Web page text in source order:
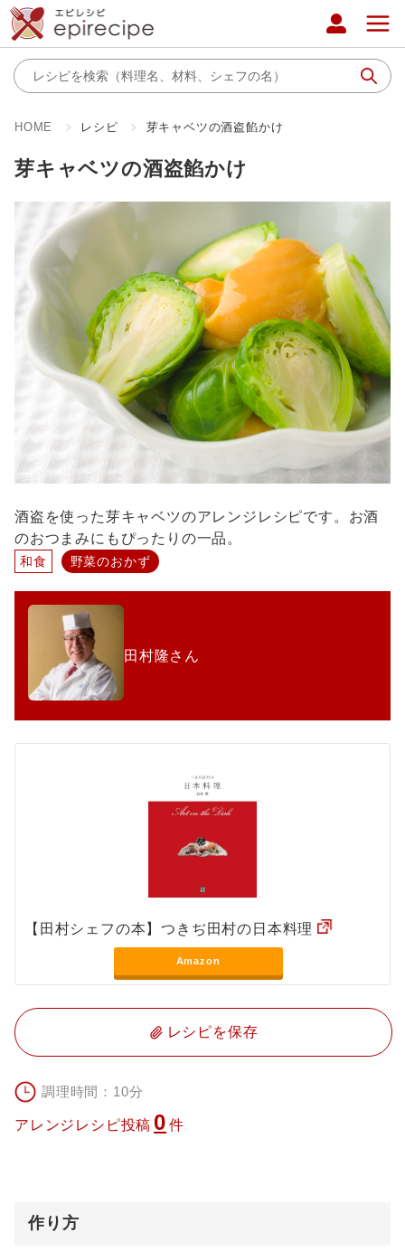
HOME レシピ 芽キャベツの酒盗餡かけ
芽キャベツの酒盗餡かけ
酒盗を使った芽キャベツのアレンジレシピです。お酒
のおつまみにもぴったりの一品。
和食 野菜のおかず
田村隆さん
【田村シェフの本】つきぢ田村の日本料理
Amazon
レシピを保存
調理時間：10分
アレンジレシピ投稿 0 件
作り方